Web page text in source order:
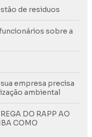
de residuos
sobre a
empresa precisa
ambiental
DO RAPP AO
COMO